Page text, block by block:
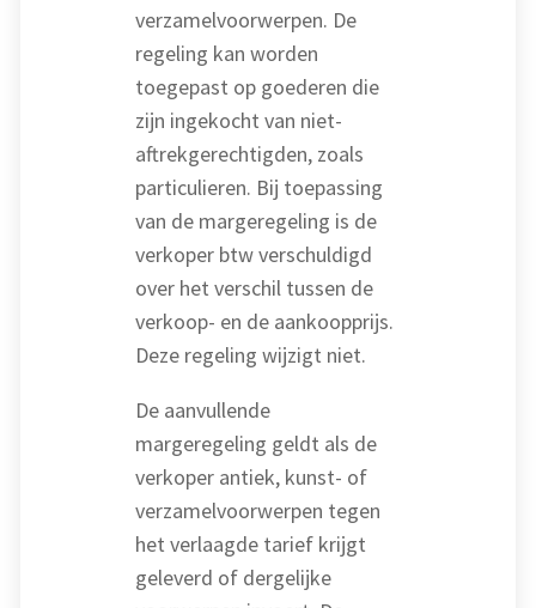
verzamelvoorwerpen. De
regeling kan worden
toegepast op goederen die
zijn ingekocht van niet-
aftrekgerechtigden, zoals
particulieren. Bij toepassing
van de margeregeling is de
verkoper btw verschuldigd
over het verschil tussen de
verkoop- en de aankoopprijs.
Deze regeling wijzigt niet.
De aanvullende
margeregeling geldt als de
verkoper antiek, kunst- of
verzamelvoorwerpen tegen
het verlaagde tarief krijgt
geleverd of dergelijke